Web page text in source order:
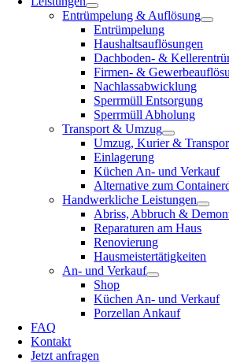
Entrümpelung & Auflösung
Entrümpelung
Haushaltsauflösungen
Dachboden- &
Firmen- &
Nachlassabwicklung
Sperrmüll Entsorgung
Sperrmüll Abholung
Transport & Umzug
Umzug, Kurier &
Einlagerung
Küchen An- und Verkauf
Alternative zum
Handwerkliche Leistungen
Abriss, Abbruch &
Reparaturen am Haus
Renovierung
Hausmeistertätigkeiten
An- und Verkauf
Shop
Küchen An- und Verkauf
Porzellan Ankauf
FAQ
Kontakt
Jetzt anfragen